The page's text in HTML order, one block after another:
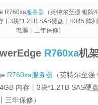
R760xa服务器（英特尔至强 银牌
丨3块*1.2TB SAS硬盘丨H345 阵
电源丨三年保修）
R760xa机
R760xa服务器 （英特尔至
内存丨3块*1.2TB SAS硬
三年保修）